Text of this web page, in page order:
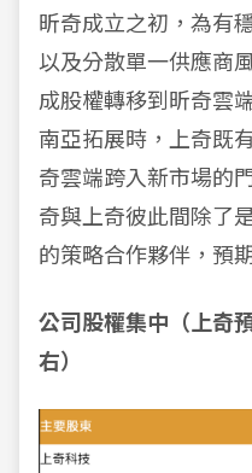
昕奇成立之初，為有
以及分散單一供應商
成股權轉移到昕奇雲
南亞拓展時，上奇既
奇雲端跨入新市場的
奇與上奇彼此間除了
的策略合作夥伴，預
公司股權集中（上奇
右）